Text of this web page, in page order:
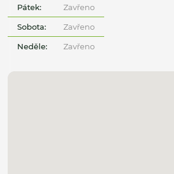
Pátek: Zavřeno
Sobota: Zavřeno
Neděle: Zavřeno